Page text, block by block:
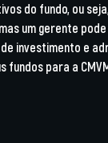
do fundo, ou
um gerente
investimento e
para a